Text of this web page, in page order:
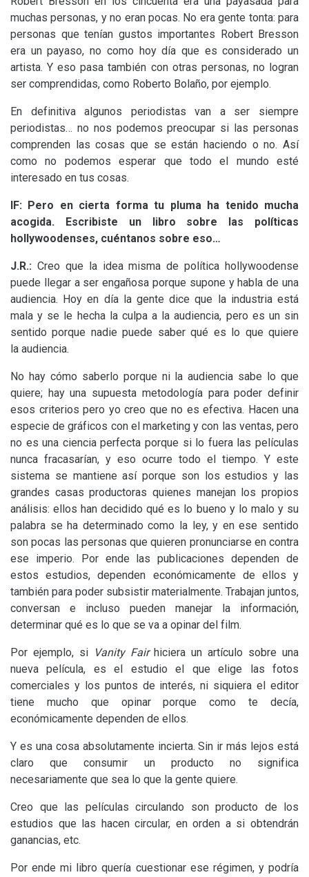
muchas personas, y no eran pocas. No era gente tonta: para
personas que tenían gustos importantes Robert Bresson
era un payaso, no como hoy día que es considerado un
artista. Y eso pasa también con otras personas, no logran
ser comprendidas, como Roberto Bolaño, por ejemplo.
En definitiva algunos periodistas van a ser siempre
periodistas… no nos podemos preocupar si las personas
comprenden las cosas que se están haciendo o no. Así
como no podemos esperar que todo el mundo esté
interesado en tus cosas.
lF: Pero en cierta forma tu pluma ha tenido mucha
acogida. Escribiste un libro sobre las políticas
hollywoodenses, cuéntanos sobre eso…
J.R.: Creo que la idea misma de política hollywoodense
puede llegar a ser engañosa porque supone y habla de una
audiencia. Hoy en día la gente dice que la industria está
mala y se le hecha la culpa a la audiencia, pero es un sin
sentido porque nadie puede saber qué es lo que quiere
la audiencia.
No hay cómo saberlo porque ni la audiencia sabe lo que
quiere; hay una supuesta metodología para poder definir
esos criterios pero yo creo que no es efectiva. Hacen una
especie de gráficos con el marketing y con las ventas, pero
no es una ciencia perfecta porque si lo fuera las películas
nunca fracasarían, y eso ocurre todo el tiempo. Y este
sistema se mantiene así porque son los estudios y las
grandes casas productoras quienes manejan los propios
análisis: ellos han decidido qué es lo bueno y lo malo y su
palabra se ha determinado como la ley, y en ese sentido
son pocas las personas que quieren pronunciarse en contra
ese imperio. Por ende las publicaciones dependen de
estos estudios, dependen económicamente de ellos y
también para poder subsistir materialmente. Trabajan juntos,
conversan e incluso pueden manejar la información,
determinar qué es lo que se va a opinar del film.
Por ejemplo, si Vanity Fairhiciera un artículo sobre una
nueva película, es el estudio el que elige las fotos
comerciales y los puntos de interés, ni siquiera el editor
tiene mucho que opinar porque como te decía,
económicamente dependen de ellos.
Y es una cosa absolutamente incierta. Sin ir más lejos está
claro que consumir un producto no significa
necesariamente que sea lo que la gente quiere.
Creo que las películas circulando son producto de los
estudios que las hacen circular, en orden a si obtendrán
ganancias, etc.
Por ende mi libro quería cuestionar ese régimen, y podría